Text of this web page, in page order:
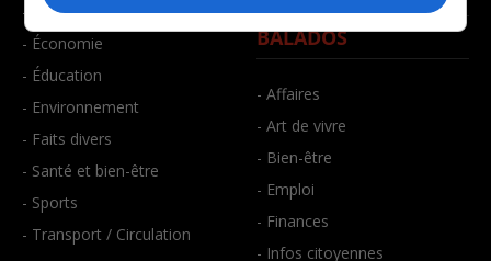
- Culture
- Économie
- Éducation
- Environnement
- Faits divers
- Santé et bien-être
- Sports
- Transport / Circulation
BALADOS
- Affaires
- Art de vivre
- Bien-être
- Emploi
- Finances
- Infos citoyennes